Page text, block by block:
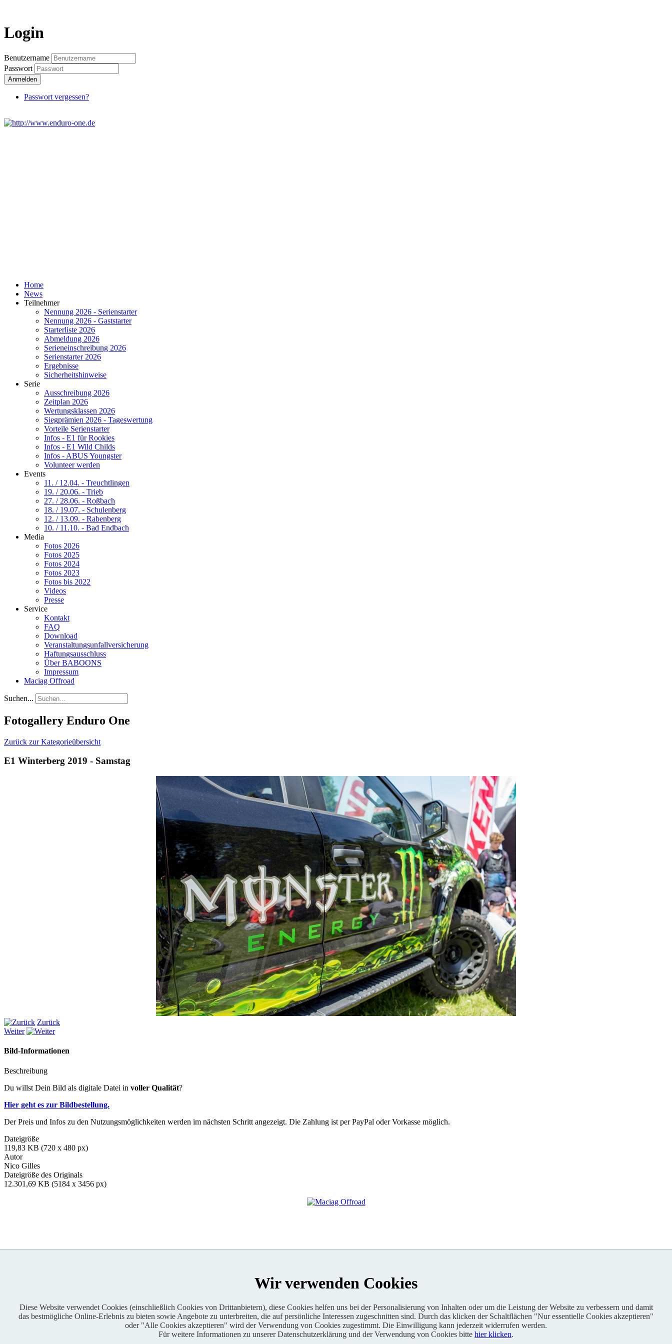
Login
Benutzername
Passwort
Anmelden
Passwort vergessen?
Home
News
Teilnehmer
Nennung 2026 - Serienstarter
Nennung 2026 - Gaststarter
Starterliste 2026
Abmeldung 2026
Serieneinschreibung 2026
Serienstarter 2026
Ergebnisse
Sicherheitshinweise
Serie
Ausschreibung 2026
Zeitplan 2026
Wertungsklassen 2026
Siegprämien 2026 - Tageswertung
Vorteile Serienstarter
Infos - E1 für Rookies
Infos - E1 Wild Childs
Infos - ABUS Youngster
Volunteer werden
Events
11. / 12.04. - Treuchtlingen
19. / 20.06. - Trieb
27. / 28.06. - Roßbach
18. / 19.07. - Schulenberg
12. / 13.09. - Rabenberg
10. / 11.10. - Bad Endbach
Media
Fotos 2026
Fotos 2025
Fotos 2024
Fotos 2023
Fotos bis 2022
Videos
Presse
Service
Kontakt
FAQ
Download
Veranstaltungsunfallversicherung
Haftungsausschluss
Über BABOONS
Impressum
Maciag Offroad
Suchen...
Fotogallery Enduro One
Zurück zur Kategorieübersicht
E1 Winterberg 2019 - Samstag
Zurück
Weiter
Bild-Informationen
Beschreibung
Du willst Dein Bild als digitale Datei in voller Qualität?
Hier geht es zur Bildbestellung.
Der Preis und Infos zu den Nutzungsmöglichkeiten werden im nächsten Schritt angezeigt. Die Zahlung ist per PayPal oder Vorkasse möglich.
Dateigröße
119,83 KB (720 x 480 px)
Autor
Nico Gilles
Dateigröße des Originals
12.301,69 KB (5184 x 3456 px)
Enduro One Series Partner
Wir verwenden Cookies
Diese Website verwendet Cookies (einschließlich Cookies von Drittanbietern), diese Cookies helfen uns bei der Personalisierung von Inhalten oder um die Leistung der Website zu verbessern und damit
das bestmögliche Online-Erlebnis zu bieten sowie Angebote zu unterbreiten, die auf persönliche Interessen zugeschnitten sind. Durch das klicken der Schaltflächen "Nur essentielle Cookies akzeptieren"
oder "Alle Cookies akzeptieren" wird der Verwendung von Cookies zugestimmt. Die Einwilligung kann jederzeit widerrufen werden.
Für weitere Informationen zu unserer Datenschutzerklärung und der Verwendung von Cookies bitte hier klicken.